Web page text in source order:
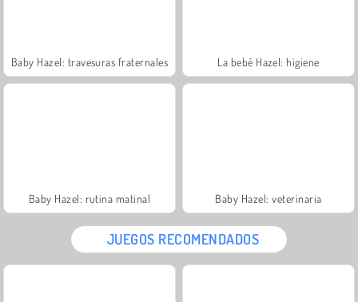
Baby Hazel: travesuras fraternales La bebé Hazel: higiene
Baby Hazel: rutina matinal Baby Hazel: veterinaria
JUEGOS RECOMENDADOS